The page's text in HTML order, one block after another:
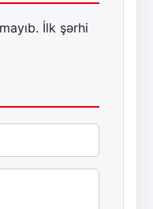
İlk şərhi